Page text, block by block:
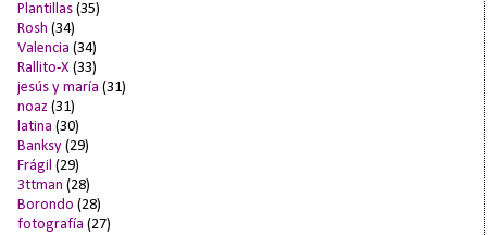
Plantillas (35)
Rosh (34)
Valencia (34)
Rallito-X (33)
jesús y maría (31)
noaz (31)
latina (30)
Banksy (29)
Frágil (29)
3ttman (28)
Borondo (28)
fotografía (27)